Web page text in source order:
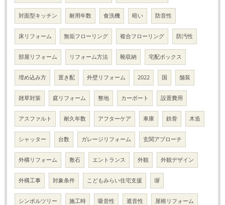
対面型キッチン 耐用年数 食洗機 暗い 防音性
床リフォーム 無垢フローリング 複合フローリング 防汚性
部屋リフォーム リフォーム方法 靴収納 宅配ボックス
埋め込み方 置き配 外壁リフォーム 2022 国 舗装
雑草対策 庭リフォーム 整地 カーポート 設置費用
アスファルト 耐久年数 アフターケア 車庫 鉄骨 木造
シャッター 台数 ガレージリフォーム 玄関アプローチ
外構リフォーム 敷石 エントランス 外観 外観デザイン
外構工事 対象条件 こどもみらい住宅支援 塀
シンボルツリー 施工時 吸音性 遮音性 屋根リフォーム